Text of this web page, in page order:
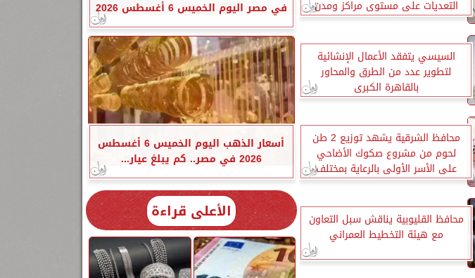
التعديات على مستوى مراكز ومدن
المحافظة
السيسي يتفقد الأعمال الإنشائية
لتطوير عدد من الطرق والمحاور
بالقاهرة الكبرى
محافظ الشرقية يشهد توزيع 2 طن
لحوم من مشروع صكوك الأضاحي
على الأسر الأولى بالرعاية بمختلف
قرى ومراكز ومدن المحافظة
محافظ القليوبية يناقش سبل التعاون
مع هيئة التخطيط العمراني
في مصر اليوم الخميس 6 أغسطس 2026
أسعار الذهب اليوم الخميس 6 أغسطس
2026 في مصر.. كم يبلغ عيار...
الأعلى قراءة